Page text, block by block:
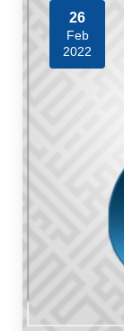
26
Feb
2022